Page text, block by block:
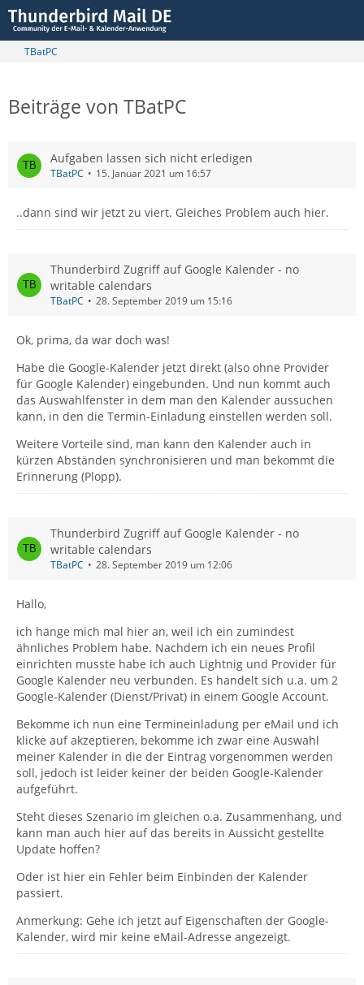
TBatPC
Beiträge von TBatPC
Aufgaben lassen sich nicht erledigen
TBatPC 15. Januar 2021 um 16:57
..dann sind wir jetzt zu viert. Gleiches Problem auch hier.
Thunderbird Zugriff auf Google Kalender - no
writable calendars
TBatPC 28. September 2019 um 15:16
Ok, prima, da war doch was!
Habe die Google-Kalender jetzt direkt (also ohne Provider
für Google Kalender) eingebunden. Und nun kommt auch
das Auswahlfenster in dem man den Kalender aussuchen
kann, in den die Termin-Einladung einstellen werden soll.
Weitere Vorteile sind, man kann den Kalender auch in
kürzen Abständen synchronisieren und man bekommt die
Erinnerung (Plopp).
Thunderbird Zugriff auf Google Kalender - no
writable calendars
TBatPC 28. September 2019 um 12:06
Hallo,
ich hänge mich mal hier an, weil ich ein zumindest
ähnliches Problem habe. Nachdem ich ein neues Profil
einrichten musste habe ich auch Lightnig und Provider für
Google Kalender neu verbunden. Es handelt sich u.a. um 2
Google-Kalender (Dienst/Privat) in einem Google Account.
Bekomme ich nun eine Termineinladung per eMail und ich
klicke auf akzeptieren, bekomme ich zwar eine Auswahl
meiner Kalender in die der Eintrag vorgenommen werden
soll, jedoch ist leider keiner der beiden Google-Kalender
aufgeführt.
Steht dieses Szenario im gleichen o.a. Zusammenhang, und
kann man auch hier auf das bereits in Aussicht gestellte
Update hoffen?
Oder ist hier ein Fehler beim Einbinden der Kalender
passiert.
Anmerkung: Gehe ich jetzt auf Eigenschaften der Google-
Kalender, wird mir keine eMail-Adresse angezeigt.